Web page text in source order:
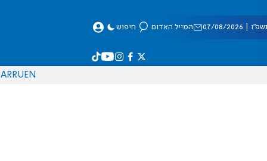
08/2026 המייל האדום חיפוש
EN
RU
AR